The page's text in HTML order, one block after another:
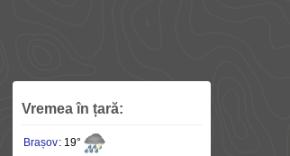
Vremea în țară:
Brașov: 19°